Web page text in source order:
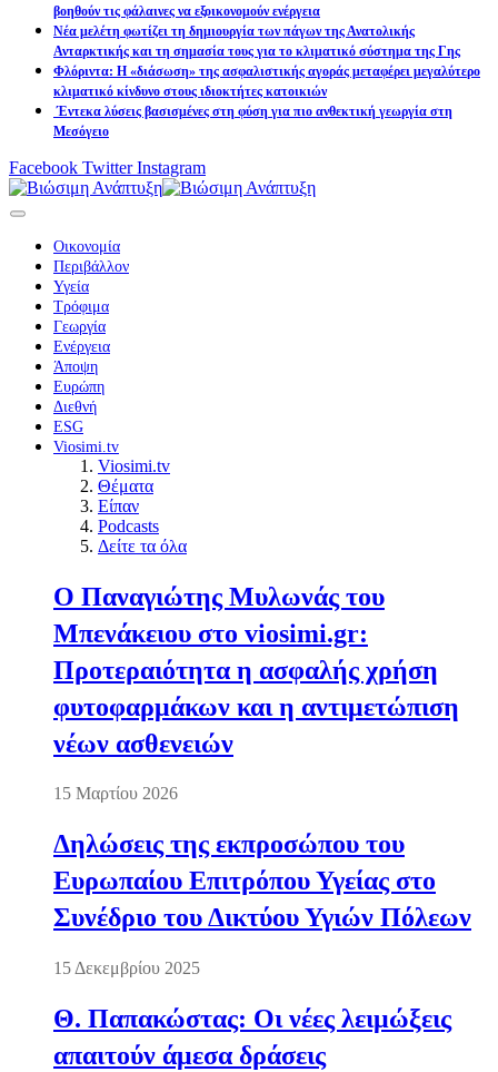
βοηθούν τις φάλαινες να εξοικονομούν ενέργεια
Νέα μελέτη φωτίζει τη δημιουργία των πάγων της Ανατολικής
Ανταρκτικής και τη σημασία τους για το κλιματικό σύστημα της Γης
Φλόριντα: Η «διάσωση» της ασφαλιστικής αγοράς μεταφέρει μεγαλύτερο
κλιματικό κίνδυνο στους ιδιοκτήτες κατοικιών
Έντεκα λύσεις βασισμένες στη φύση για πιο ανθεκτική γεωργία στη
Μεσόγειο
Facebook Twitter Instagram
Οικονομία
Περιβάλλον
Υγεία
Τρόφιμα
Γεωργία
Ενέργεια
Άποψη
Ευρώπη
Διεθνή
ESG
Viosimi.tv
Viosimi.tv
Θέματα
Είπαν
Podcasts
Δείτε τα όλα
Ο Παναγιώτης Μυλωνάς του
Μπενάκειου στο viosimi.gr:
Προτεραιότητα η ασφαλής χρήση
φυτοφαρμάκων και η αντιμετώπιση
νέων ασθενειών
15 Μαρτίου 2026
Δηλώσεις της εκπροσώπου του
Ευρωπαίου Επιτρόπου Υγείας στο
Συνέδριο του Δικτύου Υγιών Πόλεων
15 Δεκεμβρίου 2025
Θ. Παπακώστας: Οι νέες λειμώξεις
απαιτούν άμεσα δράσεις